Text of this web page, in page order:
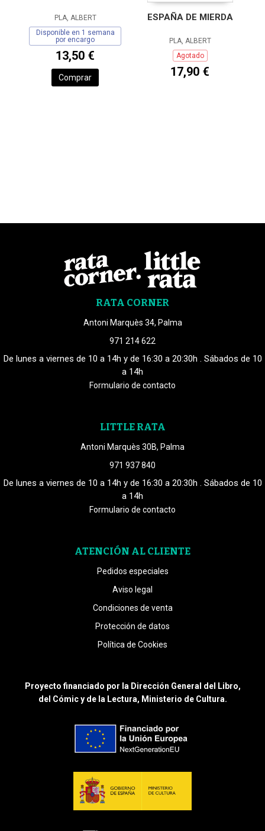
PLA, ALBERT
Disponible en 1 semana
por encargo
13,50 €
Comprar
ESPAÑA DE MIERDA
PLA, ALBERT
Agotado
17,90 €
RATA CORNER
Antoni Marquès 34, Palma
971 214 622
De lunes a viernes de 10 a 14h y de 16:30 a 20:30h . Sábados de 10
a 14h
Formulario de contacto
LITTLE RATA
Antoni Marquès 30B, Palma
971 937 840
De lunes a viernes de 10 a 14h y de 16:30 a 20:30h . Sábados de 10
a 14h
Formulario de contacto
ATENCIÓN AL CLIENTE
Pedidos especiales
Aviso legal
Condiciones de venta
Protección de datos
Política de Cookies
Proyecto financiado por la Dirección General del Libro,
del Cómic y de la Lectura, Ministerio de Cultura.